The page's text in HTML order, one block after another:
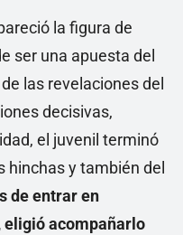
la figura de
ser una apuesta del
las revelaciones del
decisivas,
el juvenil terminó
hinchas y también del
de entrar en
acompañarlo